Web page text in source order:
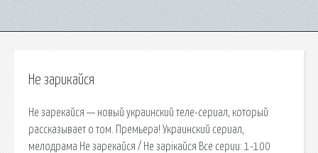
Не зарикайся
Не зарекайся — новый украинский теле-сериал, который
рассказывает о том. Премьера! Украинский сериал,
мелодрама Не зарекайся / Не зарікайся Все серии: 1-100